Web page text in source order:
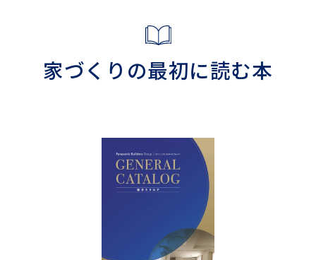
家づくりの最初に読む本